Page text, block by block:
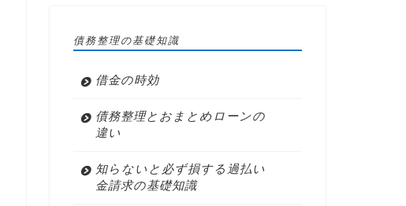
債務整理の基礎知識
借金の時効
債務整理とおまとめローンの
違い
知らないと必ず損する過払い
金請求の基礎知識